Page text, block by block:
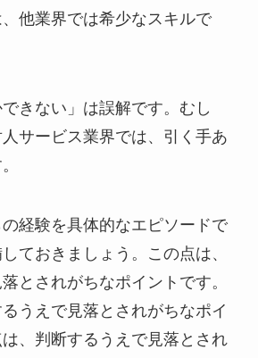
他業界では希少なスキルで
きない」は誤解です。むし
サービス業界では、引く手あ
経験を具体的なエピソードで
ておきましょう。この点は、
とされがちなポイントです。
うえで見落とされがちなポイ
、判断するうえで見落とされ